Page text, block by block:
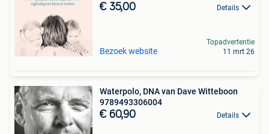
€ 35,00 Details
Bezoek website
Topadvertentie
11 mrt 26
Waterpolo, DNA van Dave Witteboon
9789493306004
€ 60,90 Details